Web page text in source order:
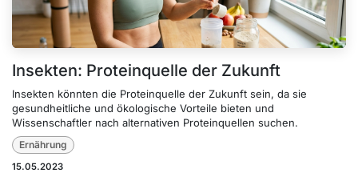
Insekten: Proteinquelle der Zukunft
Insekten könnten die Proteinquelle der Zukunft sein, da sie
gesundheitliche und ökologische Vorteile bieten und
Wissenschaftler nach alternativen Proteinquellen suchen.
Ernährung
15.05.2023